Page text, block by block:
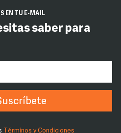
EN TU E-MAIL
saber para
Términos y Condiciones